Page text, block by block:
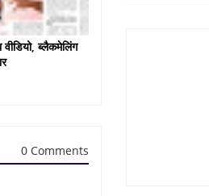
वीडियो, ब्लैकमेलिंग
0 Comments